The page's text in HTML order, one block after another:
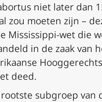
niet later dan
zou moeten zijn –
Mississippi-wet die
in de zaak van
deed.
subgroep van